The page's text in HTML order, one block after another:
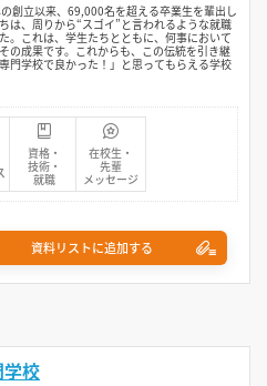
創立以来、69,000名を超える卒業生を輩出し
は、周りから“スゴイ”と言われるような就職
。これは、学生たちとともに、何事において
の成果です。これからも、この伝統を引き継
門学校で良かった！」と思ってもらえる学校
資格・
技術・
就職
在校生・
先輩
メッセージ
資料リストに追加する
校